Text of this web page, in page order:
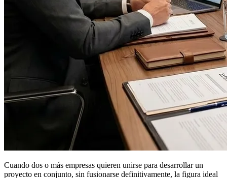
Cuando dos o más empresas quieren unirse para desarrollar un
proyecto en conjunto, sin fusionarse definitivamente, la figura ideal